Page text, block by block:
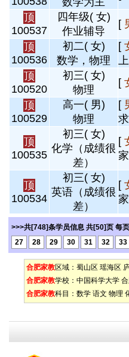
顶
100537
四年级( 女)
作业辅导
[
顶
100536
初二( 女)
数学，物理
[
顶
100520
初三( 女)
物理
[
顶
100529
高一( 男)
物理
[
顶
100535
初三( 女)
化学（成绩很
差）
[
顶
100534
初三( 女)
英语（成绩很
差）
[
>>>共[748]条学员信息 共[50]页 每
27
28 29 30 31 32 33
合肥家教区域： 蜀山区 瑶海区
合肥家教学校： 中国科学大学
合肥家教科目： 数学 语文 物理